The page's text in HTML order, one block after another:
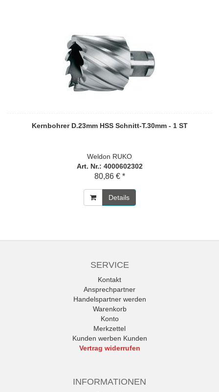
Kernbohrer D.23mm HSS Schnitt-T.30mm - 1 ST
Weldon RUKO
Art. Nr.: 4000602302
80,86 € *
Details
SERVICE
Kontakt
Ansprechpartner
Handelspartner werden
Warenkorb
Konto
Merkzettel
Kunden werben Kunden
Vertrag widerrufen
INFORMATIONEN